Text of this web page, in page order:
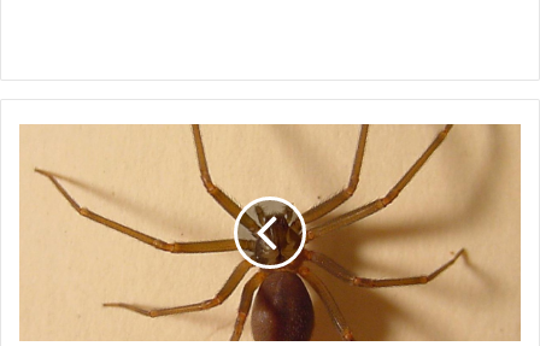
araña?
evitar